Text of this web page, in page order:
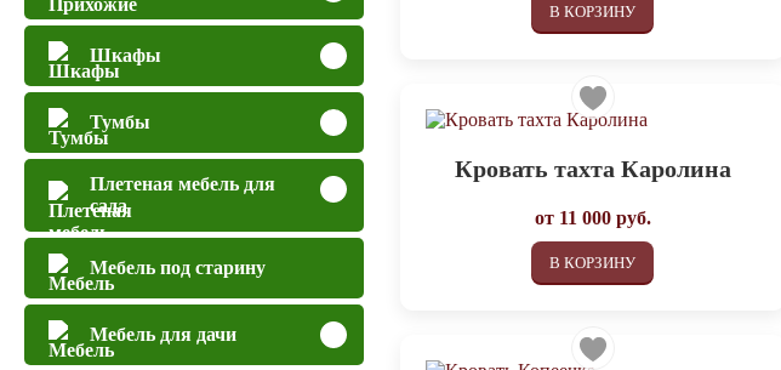
Шкафы
Тумбы
Плетеная мебель для
сада
Мебель под старину
Мебель для дачи
В КОРЗИНУ
Кровать тахта Каролина
от 11 000руб.
В КОРЗИНУ